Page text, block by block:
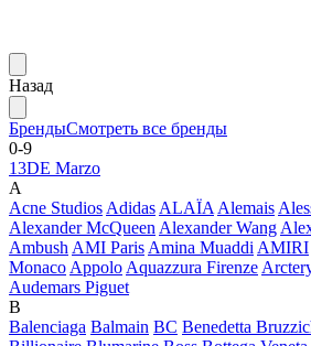
Назад
БрендыСмотреть все бренды
0-9
13DE Marzo
A
Acne StudiosAdidasALAÏAAlemais
Alexander McQueenAlexander Wang
AmbushAMI ParisAmina MuaddiAMIRI
MonacoAppoloAquazzura Firenze
Audemars Piguet
B
Balenciaga Balmain BC Benedetta